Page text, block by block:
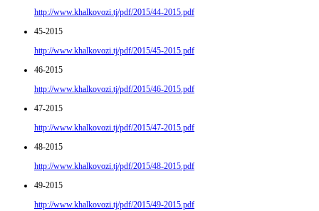
http://www.khalkovozi.tj/pdf/2015/44-2015.pdf
45-2015
http://www.khalkovozi.tj/pdf/2015/45-2015.pdf
46-2015
http://www.khalkovozi.tj/pdf/2015/46-2015.pdf
47-2015
http://www.khalkovozi.tj/pdf/2015/47-2015.pdf
48-2015
http://www.khalkovozi.tj/pdf/2015/48-2015.pdf
49-2015
http://www.khalkovozi.tj/pdf/2015/49-2015.pdf